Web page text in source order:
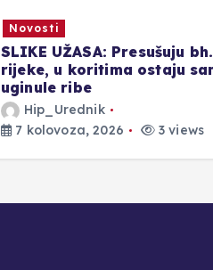
Novosti
BLAŽ Enology Međugorje – U
tijeku prijave za tečaj
somelierstva!
Hip_Urednik
7 kolovoza, 2026
3 views